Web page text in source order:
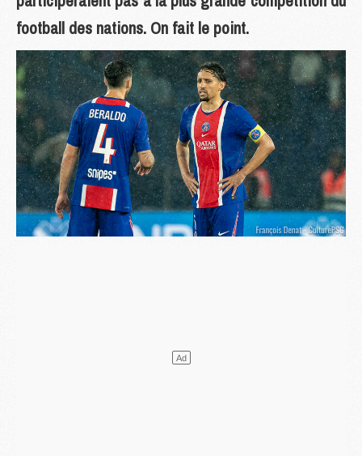
football des nations. On fait le point.